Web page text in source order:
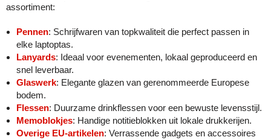
assortiment:
Pennen: Schrijfwaren van topkwaliteit die perfect passen in
elke laptoptas.
Lanyards: Ideaal voor evenementen, lokaal geproduceerd en
snel leverbaar.
Glaswerk: Elegante glazen van gerenommeerde Europese
bodem.
Flessen: Duurzame drinkflessen voor een bewuste levensstijl.
Memoblokjes: Handige notitieblokken uit lokale drukkerijen.
Overige EU-artikelen: Verrassende gadgets en accessoires